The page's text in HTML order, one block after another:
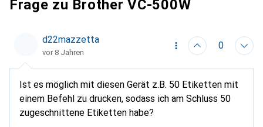
Frage zu Brother VC-500W
d22mazzetta
vor 8 Jahren
0
Ist es möglich mit diesen Gerät z.B. 50 Etiketten mit
einem Befehl zu drucken, sodass ich am Schluss 50
zugeschnittene Etiketten habe?